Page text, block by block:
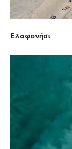
Ελαφονήσι